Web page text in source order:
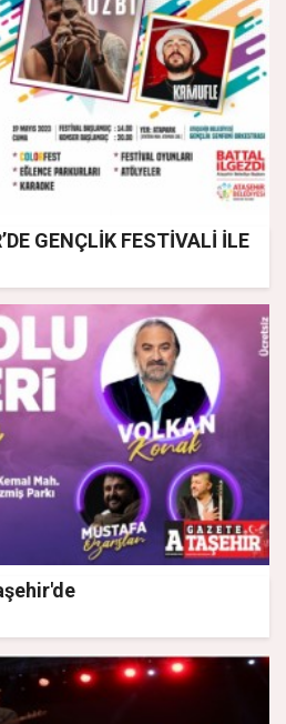
GENÇLİK FESTİVALİ İLE